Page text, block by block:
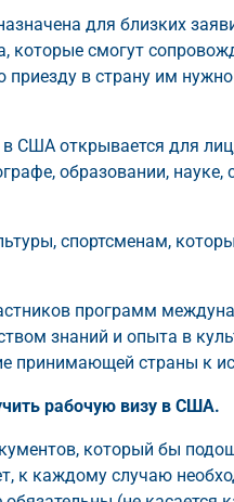
для близких
которые смогут
в страну им
в США открывается для
образовании,
спортсменам,
программ
знаний и опыта в
принимающей страны к
рабочую визу в США.
который бы
к каждому случаю